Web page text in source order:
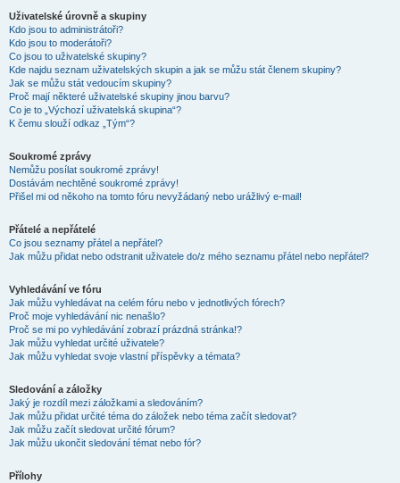
Uživatelské úrovně a skupiny
Kdo jsou to administrátoři?
Kdo jsou to moderátoři?
Co jsou to uživatelské skupiny?
Kde najdu seznam uživatelských skupin a jak se můžu stát členem skupiny?
Jak se můžu stát vedoucím skupiny?
Proč mají některé uživatelské skupiny jinou barvu?
Co je to „Výchozí uživatelská skupina“?
K čemu slouží odkaz „Tým“?
Soukromé zprávy
Nemůžu posílat soukromé zprávy!
Dostávám nechtěné soukromé zprávy!
Přišel mi od někoho na tomto fóru nevyžádaný nebo urážlivý e-mail!
Přátelé a nepřátelé
Co jsou seznamy přátel a nepřátel?
Jak můžu přidat nebo odstranit uživatele do/z mého seznamu přátel nebo nepřátel?
Vyhledávání ve fóru
Jak můžu vyhledávat na celém fóru nebo v jednotlivých fórech?
Proč moje vyhledávání nic nenašlo?
Proč se mi po vyhledávání zobrazí prázdná stránka!?
Jak můžu vyhledat určité uživatele?
Jak můžu vyhledat svoje vlastní příspěvky a témata?
Sledování a záložky
Jaký je rozdíl mezi záložkami a sledováním?
Jak můžu přidat určité téma do záložek nebo téma začít sledovat?
Jak můžu začít sledovat určité fórum?
Jak můžu ukončit sledování témat nebo fór?
Přílohy